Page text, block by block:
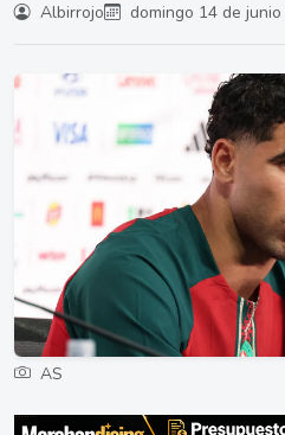
Albirrojo domingo 14 de
AS